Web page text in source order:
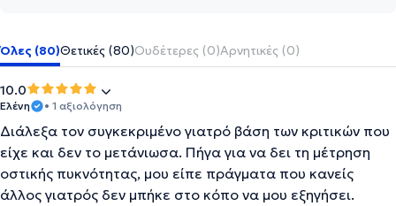
Όλες (80)Θετικές (80)Ουδέτερες (0)Αρνητικές (0)
10.0
Ελένη • 1 αξιολόγηση
Διάλεξα τον συγκεκριμένο γιατρό βάση των κριτικών που
είχε και δεν το μετάνιωσα. Πήγα για να δει τη μέτρηση
οστικής πυκνότητας, μου είπε πράγματα που κανείς
άλλος γιατρός δεν μπήκε στο κόπο να μου εξηγήσει.